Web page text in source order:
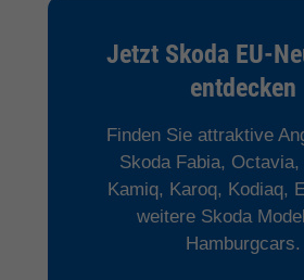
Jetzt Skoda EU-
entdecken
Finden Sie attraktive
Skoda Fabia, Octavia,
Kamiq, Karoq, Kodiaq,
weitere Skoda
Hamburgcars.